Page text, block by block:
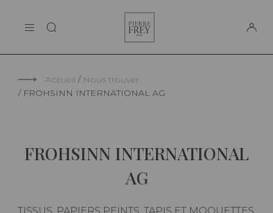
LA MAISON
Frey
Accueil
Nous trouver
FROHSINN INTERNATIONAL AG
FROHSINN INTERNATIONAL
AG
TISSUS, PAPIERS PEINTS, TAPIS ET MOQUETTES,